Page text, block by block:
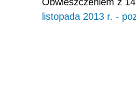
listopada 2013 r. -